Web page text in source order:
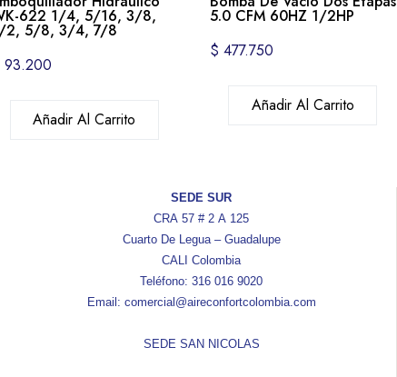
622 1/4, 5/16, 3/8,
2, 5/8, 3/4, 7/8
93.200
Añadir Al Carrito
5.0 CFM 60HZ 1/2HP
$ 477.750
Añadir Al Carrito
SEDE SUR
CRA 57 # 2 A 125
Cuarto De Legua – Guadalupe
CALI Colombia
Teléfono: 316 016 9020
Email: comercial@aireconfortcolombia.com
SEDE SAN NICOLAS